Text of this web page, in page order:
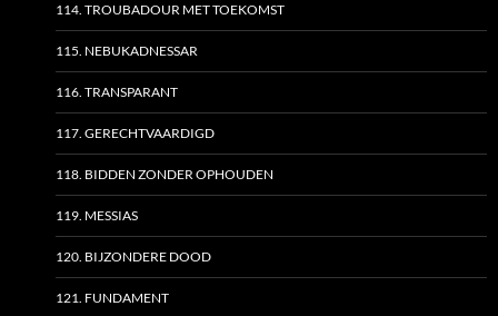
114. TROUBADOUR MET TOEKOMST
115. NEBUKADNESSAR
116. TRANSPARANT
117. GERECHTVAARDIGD
118. BIDDEN ZONDER OPHOUDEN
119. MESSIAS
120. BIJZONDERE DOOD
121. FUNDAMENT